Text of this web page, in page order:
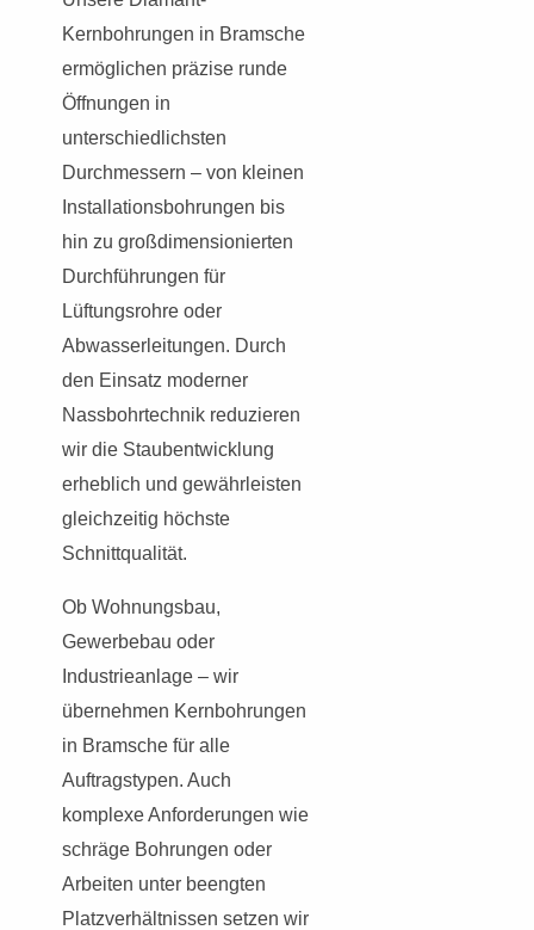
Kernbohrungen in Bramsche
ermöglichen präzise runde
Öffnungen in
unterschiedlichsten
Durchmessern – von kleinen
Installationsbohrungen bis
hin zu großdimensionierten
Durchführungen für
Lüftungsrohre oder
Abwasserleitungen. Durch
den Einsatz moderner
Nassbohrtechnik reduzieren
wir die Staubentwicklung
erheblich und gewährleisten
gleichzeitig höchste
Schnittqualität.
Ob Wohnungsbau,
Gewerbebau oder
Industrieanlage – wir
übernehmen Kernbohrungen
in Bramsche für alle
Auftragstypen. Auch
komplexe Anforderungen wie
schräge Bohrungen oder
Arbeiten unter beengten
Platzverhältnissen setzen wir